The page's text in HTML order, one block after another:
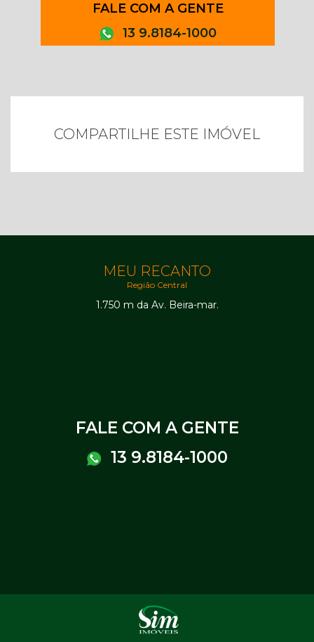
FALE COM A GENTE
13 9.8184-1000
COMPARTILHE ESTE IMÓVEL
MEU RECANTO
Região Central
1.750 m da Av. Beira-mar.
FALE COM A GENTE
13 9.8184-1000